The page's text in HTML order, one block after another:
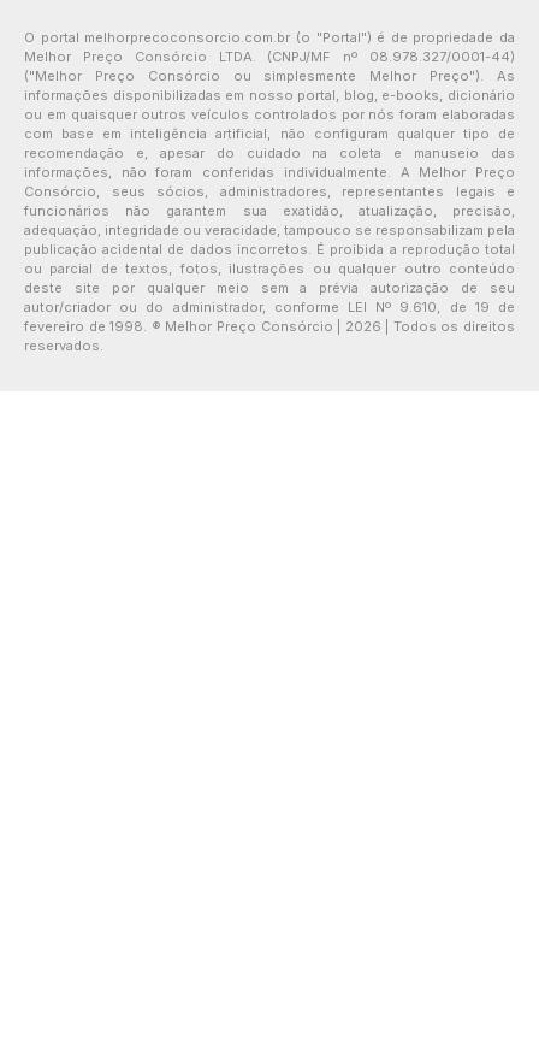
O portal melhorprecoconsorcio.com.br (o "Portal") é de propriedade da
Melhor Preço Consórcio LTDA. (CNPJ/MF nº 08.978.327/0001-44)
("Melhor Preço Consórcio ou simplesmente Melhor Preço"). As
informações disponibilizadas em nosso portal, blog, e-books, dicionário
ou em quaisquer outros veículos controlados por nós foram elaboradas
com base em inteligência artificial, não configuram qualquer tipo de
recomendação e, apesar do cuidado na coleta e manuseio das
informações, não foram conferidas individualmente. A Melhor Preço
Consórcio, seus sócios, administradores, representantes legais e
funcionários não garantem sua exatidão, atualização, precisão,
adequação, integridade ou veracidade, tampouco se responsabilizam pela
publicação acidental de dados incorretos. É proibida a reprodução total
ou parcial de textos, fotos, ilustrações ou qualquer outro conteúdo
deste site por qualquer meio sem a prévia autorização de seu
autor/criador ou do administrador, conforme LEI Nº 9.610, de 19 de
fevereiro de 1998. ® Melhor Preço Consórcio | 2026 | Todos os direitos
reservados.